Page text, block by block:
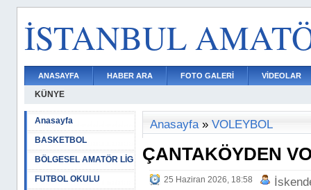
İSTANBUL
ANASAYFA HABER ARA FOTO GALERİ VİDEOLAR
KÜNYE
Anasayfa
BASKETBOL
BÖLGESEL AMATÖR LİG
FUTBOL OKULU
Anasayfa» VOLEYBOL
ÇANTAKÖYDEN
25 Haziran 2026, 18:58